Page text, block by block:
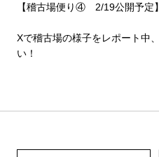
【稽古場便り④ 2/19公開予定】
Xで稽古場の様子をレポート中、
い！